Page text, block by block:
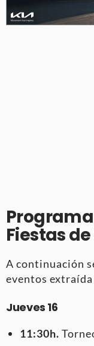
Fiestas
A continuación
eventos extraída
Jueves 16
11:30h.